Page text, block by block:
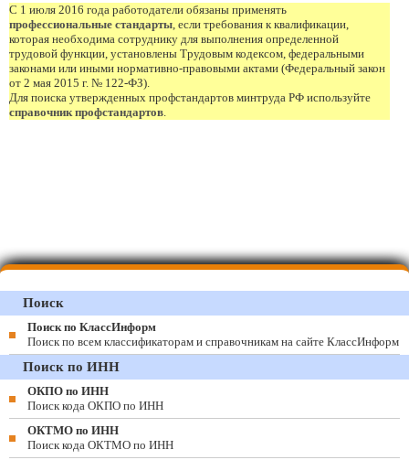
С 1 июля 2016 года работодатели обязаны применять
профессиональные стандарты, если требования к квалификации,
которая необходима сотруднику для выполнения определенной
трудовой функции, установлены Трудовым кодексом, федеральными
законами или иными нормативно-правовыми актами (Федеральный закон
от 2 мая 2015 г. № 122-ФЗ).
Для поиска утвержденных профстандартов минтруда РФ используйте
справочник профстандартов.
Поиск
Поиск по КлассИнформ
Поиск по всем классификаторам и справочникам на сайте КлассИнформ
Поиск по ИНН
ОКПО по ИНН
Поиск кода ОКПО по ИНН
ОКТМО по ИНН
Поиск кода ОКТМО по ИНН